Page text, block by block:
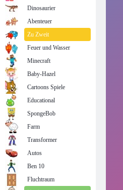
Dinosaurier
Abenteuer
Zu Zweit
Feuer und Wasser
Minecraft
Baby-Hazel
Cartoons Spiele
Educational
SpongeBob
Farm
Transformer
Autos
Ben 10
Fluchtraum